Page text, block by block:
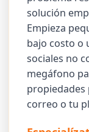
solución
Empieza
bajo costo o
sociales no
megáfono
propiedades
correo o tu